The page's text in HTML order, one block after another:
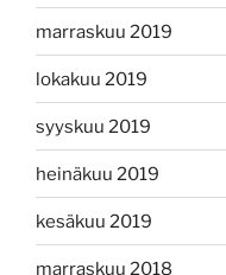
marraskuu 2019
lokakuu 2019
syyskuu 2019
heinäkuu 2019
kesäkuu 2019
marraskuu 2018